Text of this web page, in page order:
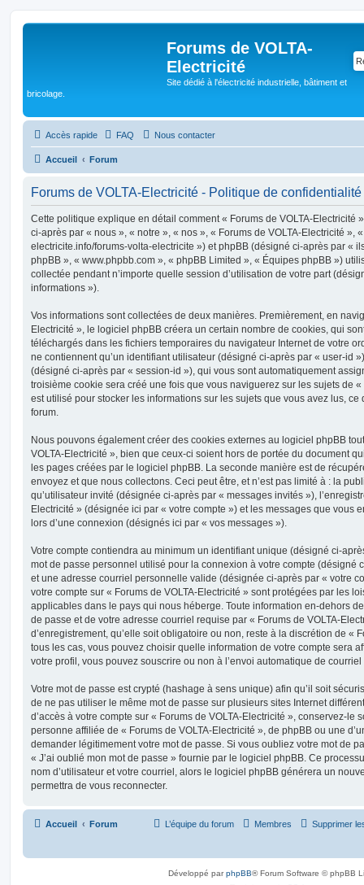
Forums de VOLTA-
Electricité
Site dédié à l'électricité industrielle, bâtiment et
bricolage.
Accès rapide FAQ Nous contacter
Accueil Forum
Forums de VOLTA-Electricité - Politique de confidentialité
Cette politique explique en détail comment « Forums de VOLTA-Electricité
ci-après par « nous », « notre », « nos », « Forums de VOLTA-Electricité »,
electricite.info/forums-volta-electricite ») et phpBB (désigné ci-après par «
phpBB », « www.phpbb.com », « phpBB Limited », « Équipes phpBB »)
collectée pendant n’importe quelle session d’utilisation de votre part
informations »).
Vos informations sont collectées de deux manières. Premièrement, en
Electricité », le logiciel phpBB créera un certain nombre de cookies, qui
téléchargés dans les fichiers temporaires du navigateur Internet de votre
ne contiennent qu’un identifiant utilisateur (désigné ci-après par « user-id
(désigné ci-après par « session-id »), qui vous sont automatiquement
troisième cookie sera créé une fois que vous naviguerez sur les sujets de «
est utilisé pour stocker les informations sur les sujets que vous avez lus,
forum.
Nous pouvons également créer des cookies externes au logiciel phpBB
VOLTA-Electricité », bien que ceux-ci soient hors de portée du document
les pages créées par le logiciel phpBB. La seconde manière est de
envoyez et que nous collectons. Ceci peut être, et n’est pas limité à : la
qu’utilisateur invité (désignée ci-après par « messages invités »),
Electricité » (désignée ici par « votre compte ») et les messages que vous
lors d’une connexion (désignés ici par « vos messages »).
Votre compte contiendra au minimum un identifiant unique (désigné ci-
mot de passe personnel utilisé pour la connexion à votre compte (désigné
et une adresse courriel personnelle valide (désignée ci-après par « votre
votre compte sur « Forums de VOLTA-Electricité » sont protégées par les
applicables dans le pays qui nous héberge. Toute information en-dehors
de passe et de votre adresse courriel requise par « Forums de VOLTA-
d’enregistrement, qu’elle soit obligatoire ou non, reste à la discrétion de «
tous les cas, vous pouvez choisir quelle information de votre compte sera
votre profil, vous pouvez souscrire ou non à l’envoi automatique de
Votre mot de passe est crypté (hashage à sens unique) afin qu’il soit
de ne pas utiliser le même mot de passe sur plusieurs sites Internet
d’accès à votre compte sur « Forums de VOLTA-Electricité », conservez-le
personne affiliée de « Forums de VOLTA-Electricité », de phpBB ou une
demander légitimement votre mot de passe. Si vous oubliez votre mot de
« J’ai oublié mon mot de passe » fournie par le logiciel phpBB. Ce
nom d’utilisateur et votre courriel, alors le logiciel phpBB générera un
permettra de vous reconnecter.
Accueil Forum Supprimer
Membres
L’équipe du forum
Développé parphpBB® Forum Software © phpBB